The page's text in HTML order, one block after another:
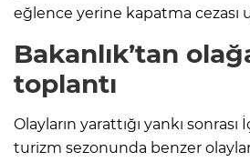
eğlence yerine kapatma cezası
Bakanlık’tan
toplantı
Olayların yarattığı yankı sonrası
turizm sezonunda benzer